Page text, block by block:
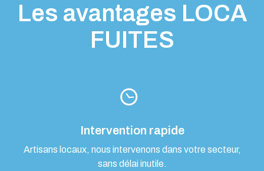
Les avantages LOCA
FUITES
Intervention rapide
Artisans locaux, nous intervenons dans votre secteur,
sans délai inutile.